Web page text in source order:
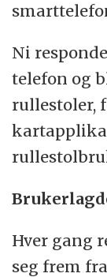
Ni
telefon og
rullestoler,
Hver gang
seg frem